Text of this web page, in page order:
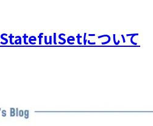
について